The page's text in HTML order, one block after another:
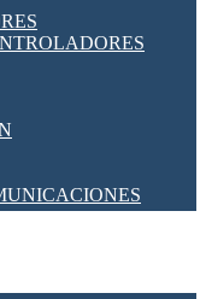
DE CORRIENTE
PROGRAMABLES